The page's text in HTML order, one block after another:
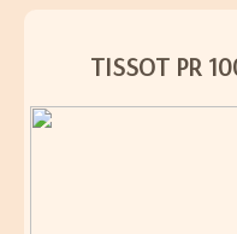
TISSOT PR